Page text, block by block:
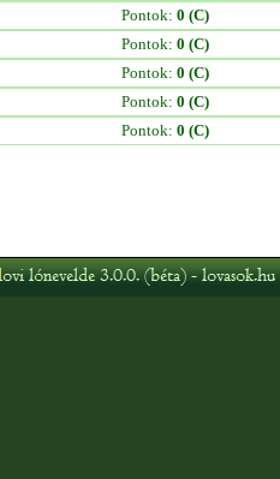
Pontok: 0 (C)
Pontok: 0 (C)
Pontok: 0 (C)
Pontok: 0 (C)
Pontok: 0 (C)